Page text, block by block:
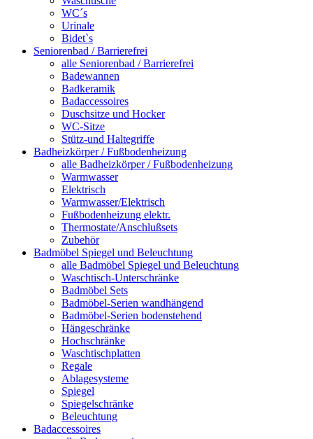
WC´s
Urinale
Bidet`s
Seniorenbad / Barrierefrei
alle Seniorenbad / Barrierefrei
Badewannen
Badkeramik
Badaccessoires
Duschsitze und Hocker
WC-Sitze
Stütz-und Haltegriffe
Badheizkörper / Fußbodenheizung
alle Badheizkörper / Fußbodenheizung
Warmwasser
Elektrisch
Warmwasser/Elektrisch
Fußbodenheizung elektr.
Thermostate/Anschlußsets
Zubehör
Badmöbel Spiegel und Beleuchtung
alle Badmöbel Spiegel und Beleuchtung
Waschtisch-Unterschränke
Badmöbel Sets
Badmöbel-Serien wandhängend
Badmöbel-Serien bodenstehend
Hängeschränke
Hochschränke
Waschtischplatten
Regale
Ablagesysteme
Spiegel
Spiegelschränke
Beleuchtung
Badaccessoires